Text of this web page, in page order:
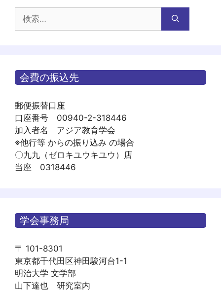
ー
ョ索:
会費の振込先
郵便振替口座
口座番号 00940-2-318446
加入者名 アジア教育学会
※他行等 からの振り込み の場合
〇九九（ゼロキユウキユウ）店
当座 0318446
学会事務局
〒 101-8301
東京都千代田区神田駿河台1-1
明治大学 文学部
山下達也 研究室内